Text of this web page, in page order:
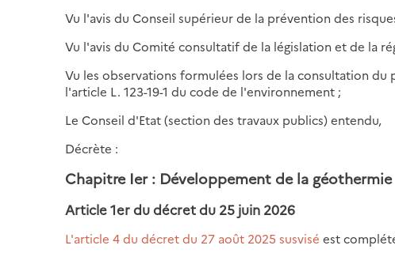
Vu l'avis du Conseil supérieur de la prévention des
Vu l'avis du Comité consultatif de la législation et de la
Vu les observations formulées lors de la consultation du
l'article L. 123-19-1 du code de l'environnement ;
Le Conseil d'Etat (section des travaux publics) entendu,
Décrète :
Chapitre Ier : Développement de la géothermie
Article 1er du décret du 25 juin 2026
L'article 4 du décret du 27 août 2025 susvisé est